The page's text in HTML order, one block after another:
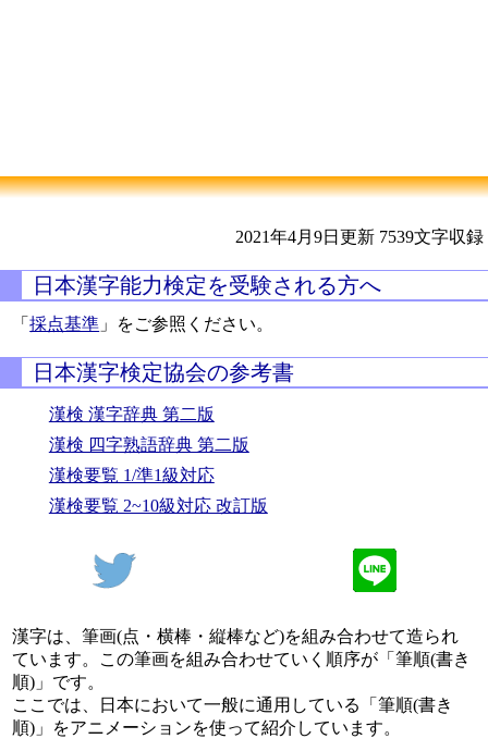
2021年4月9日更新 7539文字収録
日本漢字能力検定を受験される方へ
「採点基準 」をご参照ください。
日本漢字検定協会の参考書
漢検 漢字辞典 第二版
漢検 四字熟語辞典 第二版
漢検要覧 1/準1級対応
漢検要覧 2~10級対応 改訂版
漢字は、筆画(点・横棒・縦棒など)を組み合わせて造られ
ています。この筆画を組み合わせていく順序が「筆順(書き
順)」です。
ここでは、日本において一般に通用している「筆順(書き
順)」をアニメーションを使って紹介しています。